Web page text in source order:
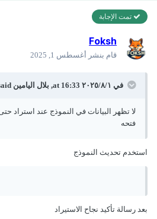
تمت الإجابة
Foksh
قام بنشر أغسطس 1, 2025
في ١‏/٨‏/٢٠٢٥ at 16:33, بلال اليامينsaid:
لا تظهر البيانات في النموذج عند استراد
فتحه
استخدم تحديث النموذج
بعد رسالة تأكيد نجاح الاستيراد